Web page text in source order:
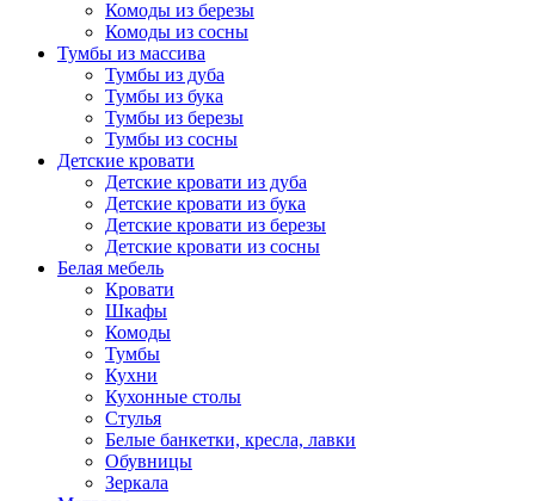
Комоды из березы
Комоды из сосны
Тумбы из массива
Тумбы из дуба
Тумбы из бука
Тумбы из березы
Тумбы из сосны
Детские кровати
Детские кровати из дуба
Детские кровати из бука
Детские кровати из березы
Детские кровати из сосны
Белая мебель
Кровати
Шкафы
Комоды
Тумбы
Кухни
Кухонные столы
Стулья
Белые банкетки, кресла, лавки
Обувницы
Зеркала